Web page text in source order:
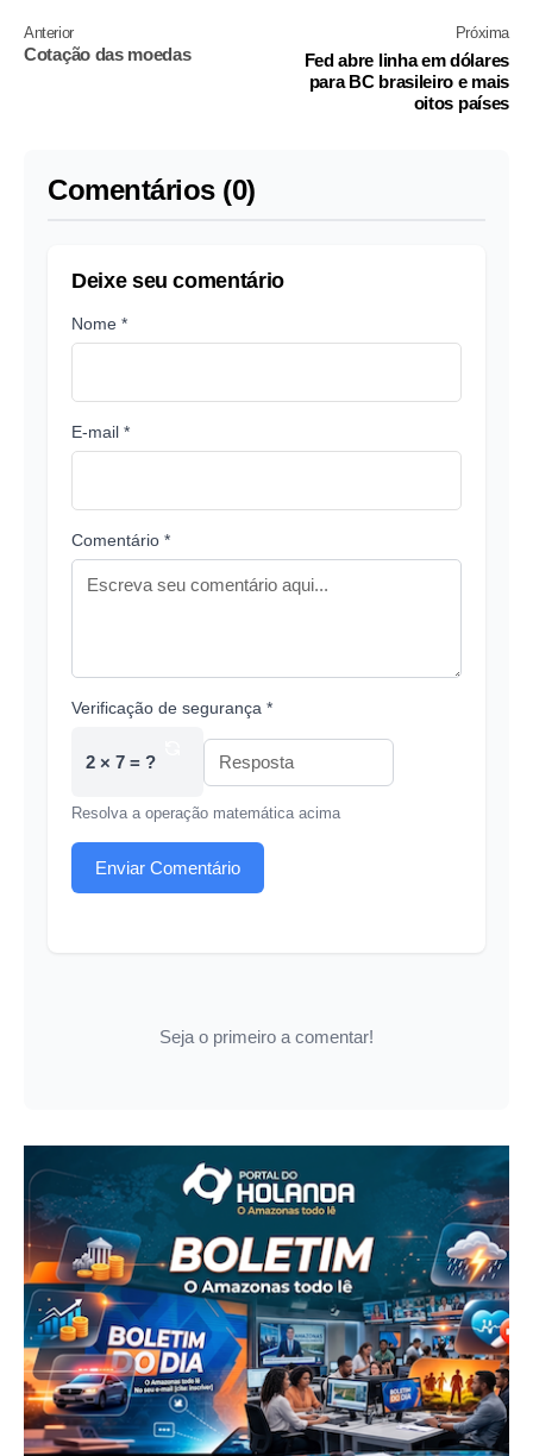
Anterior
Cotação das moedas
Próxima
Fed abre linha em dólares
para BC brasileiro e mais
oitos países
Comentários (0)
Deixe seu comentário
Nome *
E-mail *
Comentário *
Verificação de segurança *
2 × 7 = ?
Resolva a operação matemática acima
Enviar Comentário
Seja o primeiro a comentar!